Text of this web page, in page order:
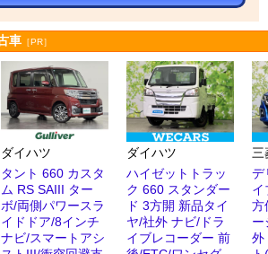
車 ［PR］
ダイハツ
タント 660 カスタ
ム RS SAIII ター
ボ/両側パワースラ
イドドア/8インチ
ナビ/スマートアシ
ダイハツ
ハイゼットトラッ
ク 660 スタンダー
ド 3方開 新品タイ
ヤ/社外 ナビ/ドラ
イブレコーダー 前
三
デ
イ
方
ー
外